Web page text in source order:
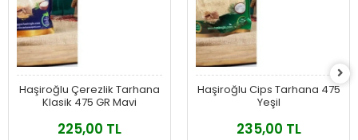
Haşiroğlu Çerezlik Tarhana
Klasik 475 GR Mavi
225,00 TL
Haşiroğlu Cips Tarhana 475
Yeşil
235,00 TL